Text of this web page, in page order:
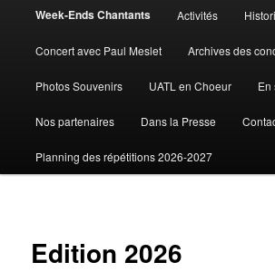
Week-Ends Chantants Activités
Concert avec Paul Meslet Archives des
Photos Souvenirs UATL en Choeur
Nos partenaires Dans la Presse
Planning des répétitions 2026-2027
Edition 2026